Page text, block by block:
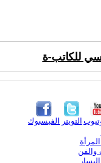
للكاتب-ة
الفيسبوك التويتر
والفن